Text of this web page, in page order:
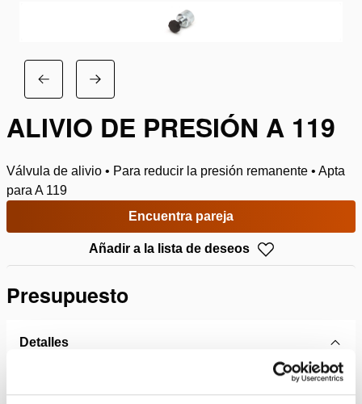
ALIVIO DE PRESIÓN A 119
Válvula de alivio • Para reducir la presión remanente • Apta
para A 119
Encuentra pareja
Añadir a la lista de deseos
Presupuesto
Detalles
100.181.841